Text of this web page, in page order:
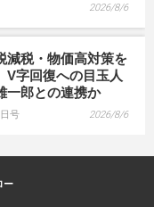
2026/8/6
減税・物価高対策を
V字回復への目玉人
一郎との連携か
号 2026/8/6
ー